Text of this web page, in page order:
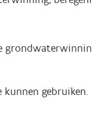
gebruiken.